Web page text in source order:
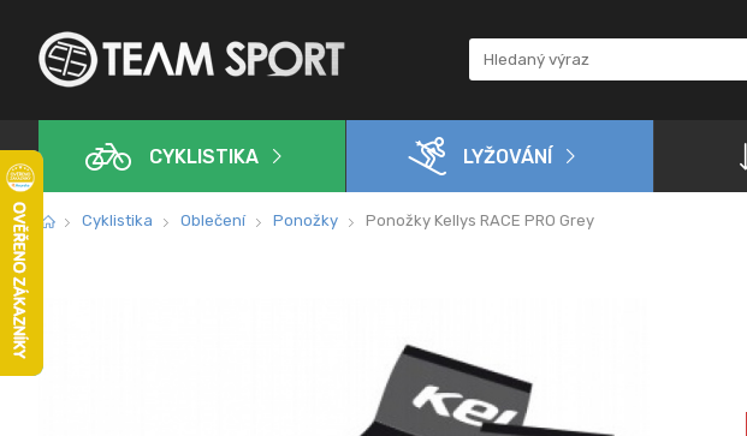
CYKLISTIKA LYŽOVÁNÍ
Cyklistika Oblečení Ponožky Ponožky Kellys RACE PRO Grey